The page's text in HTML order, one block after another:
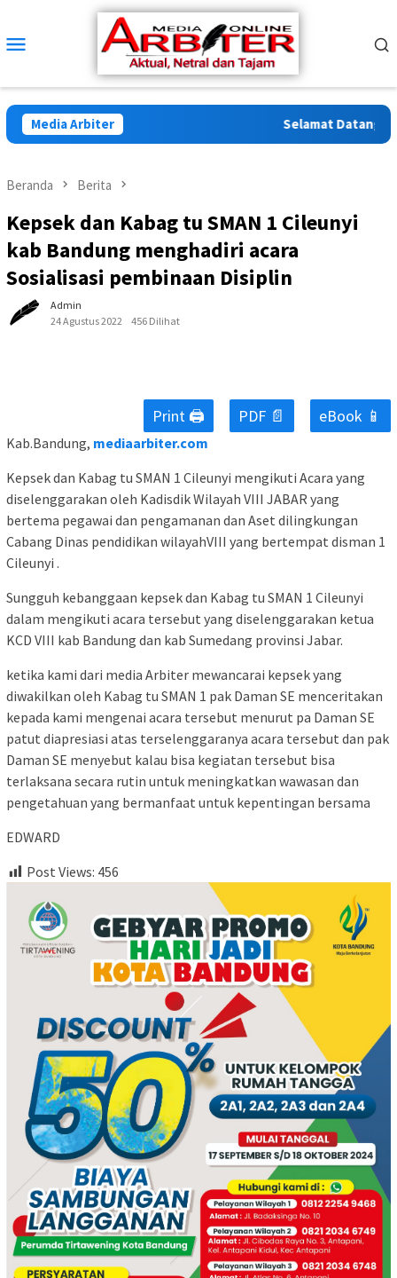
konten
Mobile
Media Arbiter Selamat Datang di
Beranda Berita
Kepsek dan Kabag tu SMAN 1 Cileunyi
kab Bandung menghadiri acara
Sosialisasi pembinaan Disiplin
Admin
24 Agustus 2022
456 Dilihat
Print 🖨 PDF 📄 eBook 📱
Kab.Bandung, mediaarbiter.com
Kepsek dan Kabag tu SMAN 1 Cileunyi mengikuti Acara yang
diselenggarakan oleh Kadisdik Wilayah VIII JABAR yang
bertema pegawai dan pengamanan dan Aset dilingkungan
Cabang Dinas pendidikan wilayahVIII yang bertempat disman 1
Cileunyi .
Sungguh kebanggaan kepsek dan Kabag tu SMAN 1 Cileunyi
dalam mengikuti acara tersebut yang diselenggarakan ketua
KCD VIII kab Bandung dan kab Sumedang provinsi Jabar.
ketika kami dari media Arbiter mewancarai kepsek yang
diwakilkan oleh Kabag tu SMAN 1 pak Daman SE menceritakan
kepada kami mengenai acara tersebut menurut pa Daman SE
patut diapresiasi atas terselenggaranya acara tersebut dan pak
Daman SE menyebut kalau bisa kegiatan tersebut bisa
terlaksana secara rutin untuk meningkatkan wawasan dan
pengetahuan yang bermanfaat untuk kepentingan bersama
EDWARD
Post Views: 456